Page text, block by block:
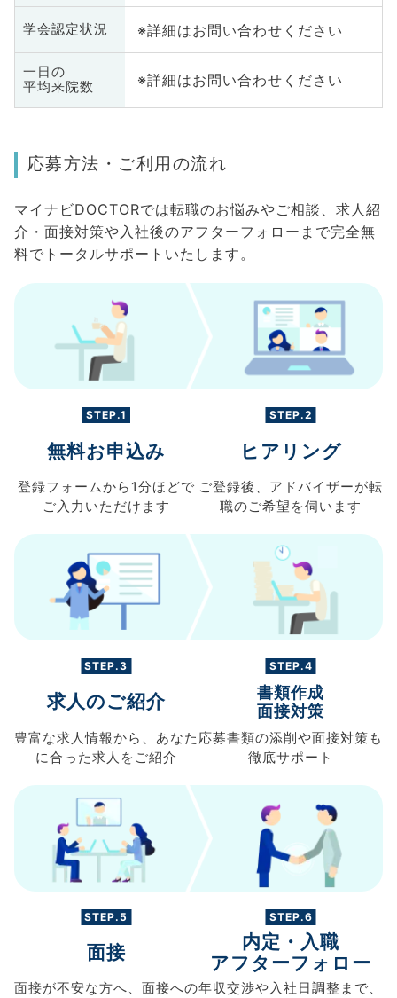
学会認定状況 ※詳細はお問い合わせください
一日の
平均来院数
※詳細はお問い合わせください
応募方法・ご利用の流れ
マイナビDOCTORでは転職のお悩みやご相談、求人紹
介・面接対策や入社後のアフターフォローまで完全無
料でトータルサポートいたします。
STEP.1
無料お申込み
登録フォームから 1分ほどで
ご入力 いただけます
STEP.2
ヒアリング
ご登録後、 アドバイザーが転
職のご希望を伺います
STEP.3
求人のご紹介
豊富な求人情報から、 あなた
に合った求人を ご紹介
STEP.4
書類作成
面接対策
応募書類の添削や面接対策も
徹底サポート
STEP.5
面接
面接が不安な方へ、 面接への
STEP.6
内定・入職
アフターフォロー
年収交渉や入社日調整まで、